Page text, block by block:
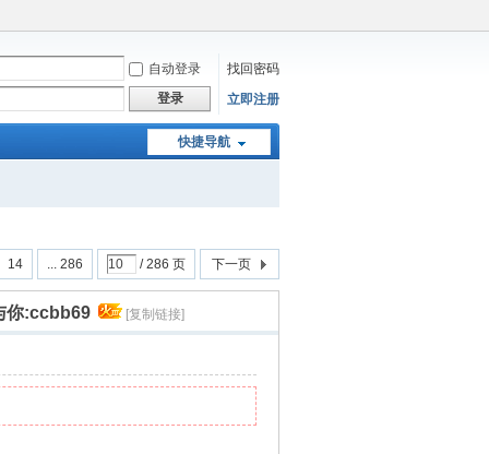
自动登录
找回密码
登录
立即注册
快捷导航
14 ... 286 / 286 页 下一页
你:ccbb69 [复制链接]